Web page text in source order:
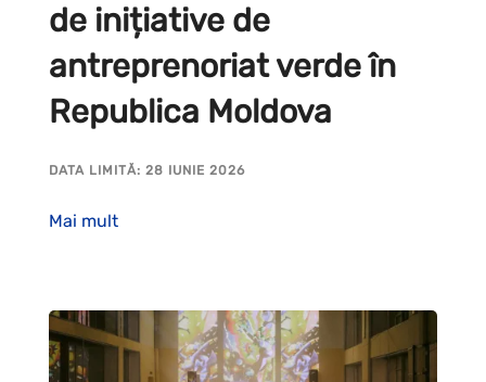
de inițiative de
antreprenoriat verde în
Republica Moldova
DATA LIMITĂ: 28 IUNIE 2026
Mai mult